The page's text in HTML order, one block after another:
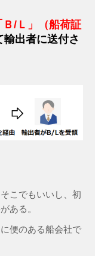
Ｂ/Ｌ」（船荷証
出者に送付さ
こでもいいし、初
ある。
便のある船会社で